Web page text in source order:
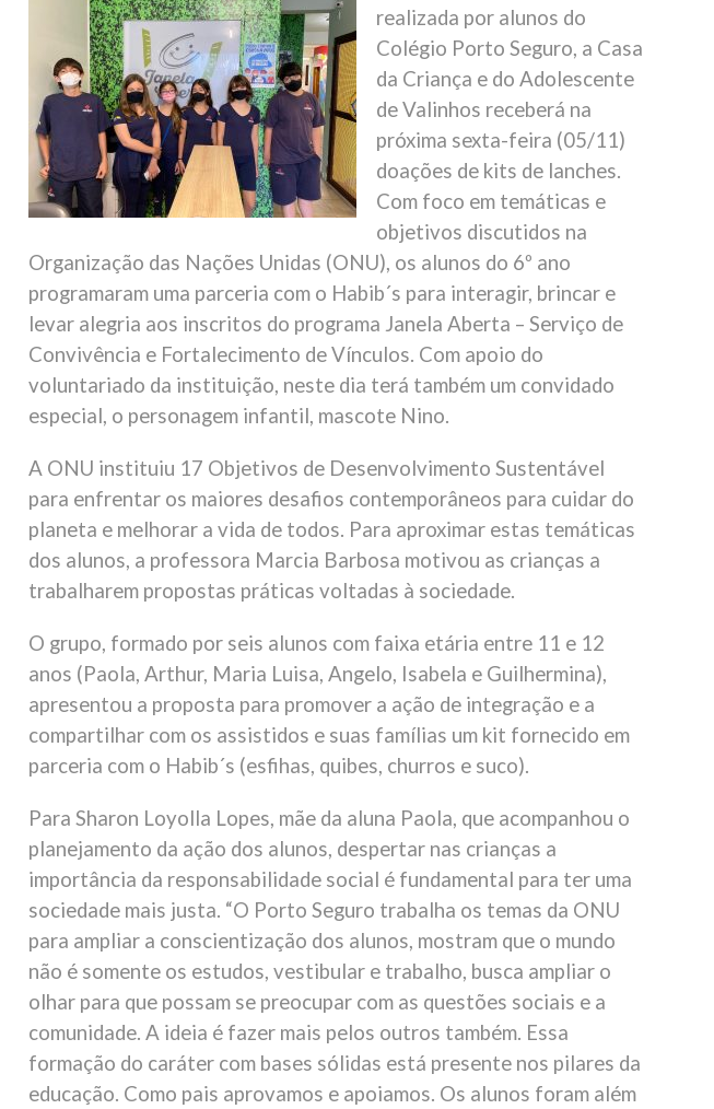
realizada por alunos do
Colégio Porto Seguro, a Casa
da Criança e do Adolescente
de Valinhos receberá na
próxima sexta-feira (05/11)
doações de kits de lanches.
Com foco em temáticas e
objetivos discutidos na
Organização das Nações Unidas (ONU), os alunos do 6º ano
programaram uma parceria com o Habib´s para interagir, brincar e
levar alegria aos inscritos do programa Janela Aberta – Serviço de
Convivência e Fortalecimento de Vínculos. Com apoio do
voluntariado da instituição, neste dia terá também um convidado
especial, o personagem infantil, mascote Nino.
A ONU instituiu 17 Objetivos de Desenvolvimento Sustentável
para enfrentar os maiores desafios contemporâneos para cuidar do
planeta e melhorar a vida de todos. Para aproximar estas temáticas
dos alunos, a professora Marcia Barbosa motivou as crianças a
trabalharem propostas práticas voltadas à sociedade.
O grupo, formado por seis alunos com faixa etária entre 11 e 12
anos (Paola, Arthur, Maria Luisa, Angelo, Isabela e Guilhermina),
apresentou a proposta para promover a ação de integração e a
compartilhar com os assistidos e suas famílias um kit fornecido em
parceria com o Habib´s (esfihas, quibes, churros e suco).
Para Sharon Loyolla Lopes, mãe da aluna Paola, que acompanhou o
planejamento da ação dos alunos, despertar nas crianças a
importância da responsabilidade social é fundamental para ter uma
sociedade mais justa. “O Porto Seguro trabalha os temas da ONU
para ampliar a conscientização dos alunos, mostram que o mundo
não é somente os estudos, vestibular e trabalho, busca ampliar o
olhar para que possam se preocupar com as questões sociais e a
comunidade. A ideia é fazer mais pelos outros também. Essa
formação do caráter com bases sólidas está presente nos pilares da
educação. Como pais aprovamos e apoiamos. Os alunos foram além